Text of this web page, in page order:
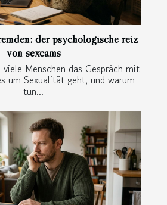
der psychologische reiz
von sexcams
Menschen das Gespräch mit
um Sexualität geht, und warum
tun...